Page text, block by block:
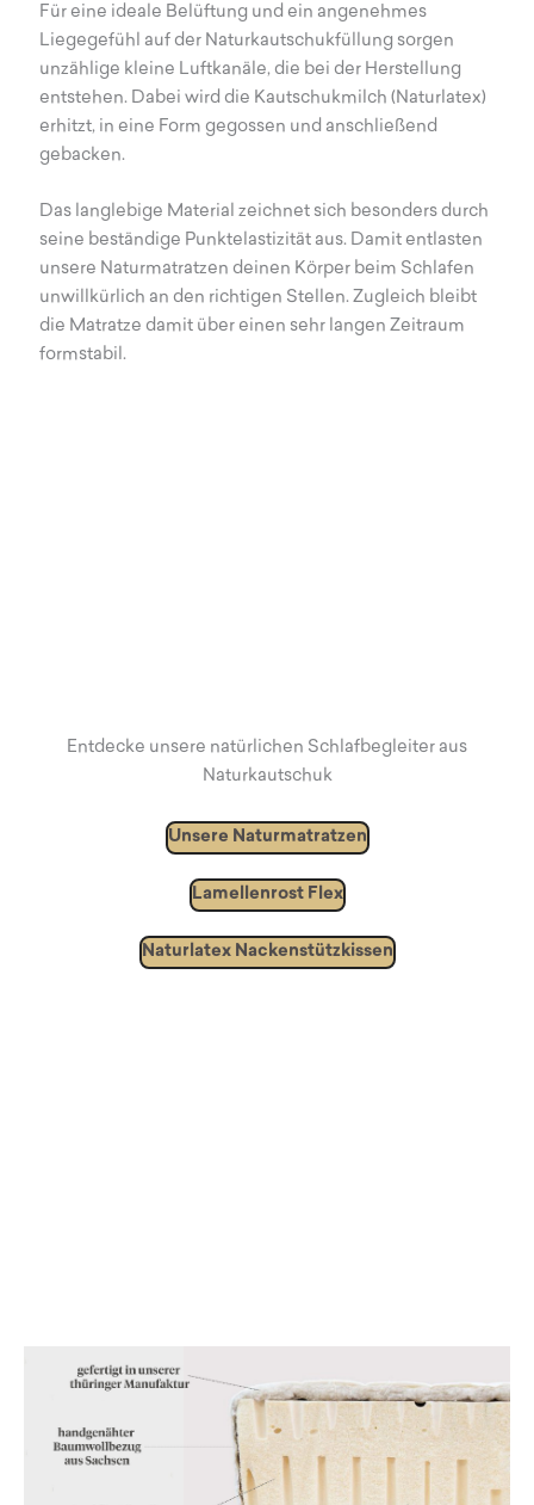
Für eine ideale Belüftung und ein angenehmes
Liegegefühl auf der Naturkautschukfüllung sorgen
unzählige kleine Luftkanäle, die bei der Herstellung
entstehen. Dabei wird die Kautschukmilch (Naturlatex)
erhitzt, in eine Form gegossen und anschließend
gebacken.
Das langlebige Material zeichnet sich besonders durch
seine beständige Punktelastizität aus. Damit entlasten
unsere Naturmatratzen deinen Körper beim Schlafen
unwillkürlich an den richtigen Stellen. Zugleich bleibt
die Matratze damit über einen sehr langen Zeitraum
formstabil.
Entdecke unsere natürlichen Schlafbegleiter aus
Naturkautschuk
Unsere Naturmatratzen
Lamellenrost Flex
Naturlatex Nackenstützkissen